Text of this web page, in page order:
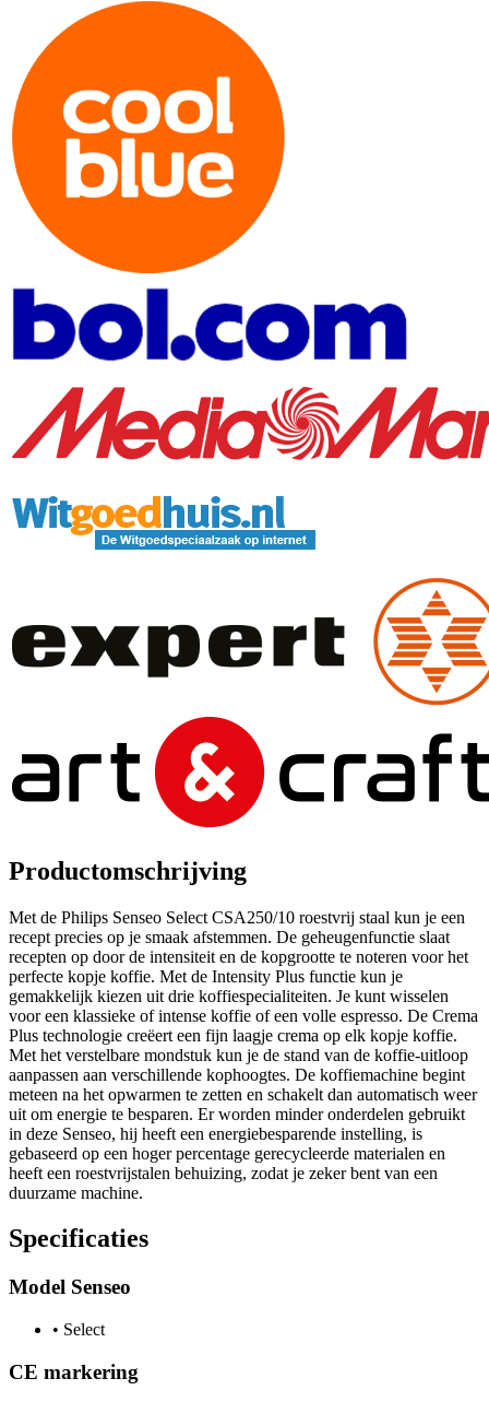
Productomschrijving
Met de Philips Senseo Select CSA250/10 roestvrij staal kun je een
recept precies op je smaak afstemmen. De geheugenfunctie slaat
recepten op door de intensiteit en de kopgrootte te noteren voor het
perfecte kopje koffie. Met de Intensity Plus functie kun je
gemakkelijk kiezen uit drie koffiespecialiteiten. Je kunt wisselen
voor een klassieke of intense koffie of een volle espresso. De Crema
Plus technologie creëert een fijn laagje crema op elk kopje koffie.
Met het verstelbare mondstuk kun je de stand van de koffie-uitloop
aanpassen aan verschillende kophoogtes. De koffiemachine begint
meteen na het opwarmen te zetten en schakelt dan automatisch weer
uit om energie te besparen. Er worden minder onderdelen gebruikt
in deze Senseo, hij heeft een energiebesparende instelling, is
gebaseerd op een hoger percentage gerecycleerde materialen en
heeft een roestvrijstalen behuizing, zodat je zeker bent van een
duurzame machine.
Specificaties
Model Senseo
• Select
CE markering